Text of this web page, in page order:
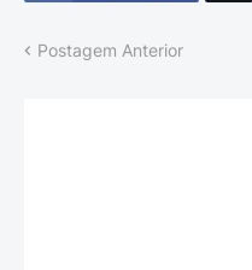
Postagem Anterior